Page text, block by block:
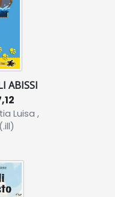
ABISSI
Luisa ,